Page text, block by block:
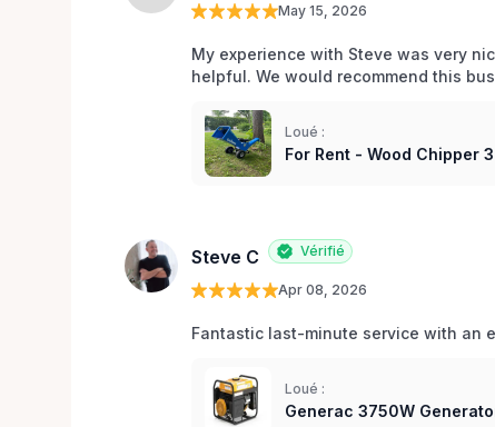
May 15, 2026
My experience with Steve was very
helpful. We would recommend this
Loué :
For Rent - Wood Chipper
Steve C Vérifié
Apr 08, 2026
Fantastic last-minute service with an
Loué :
Generac 3750W